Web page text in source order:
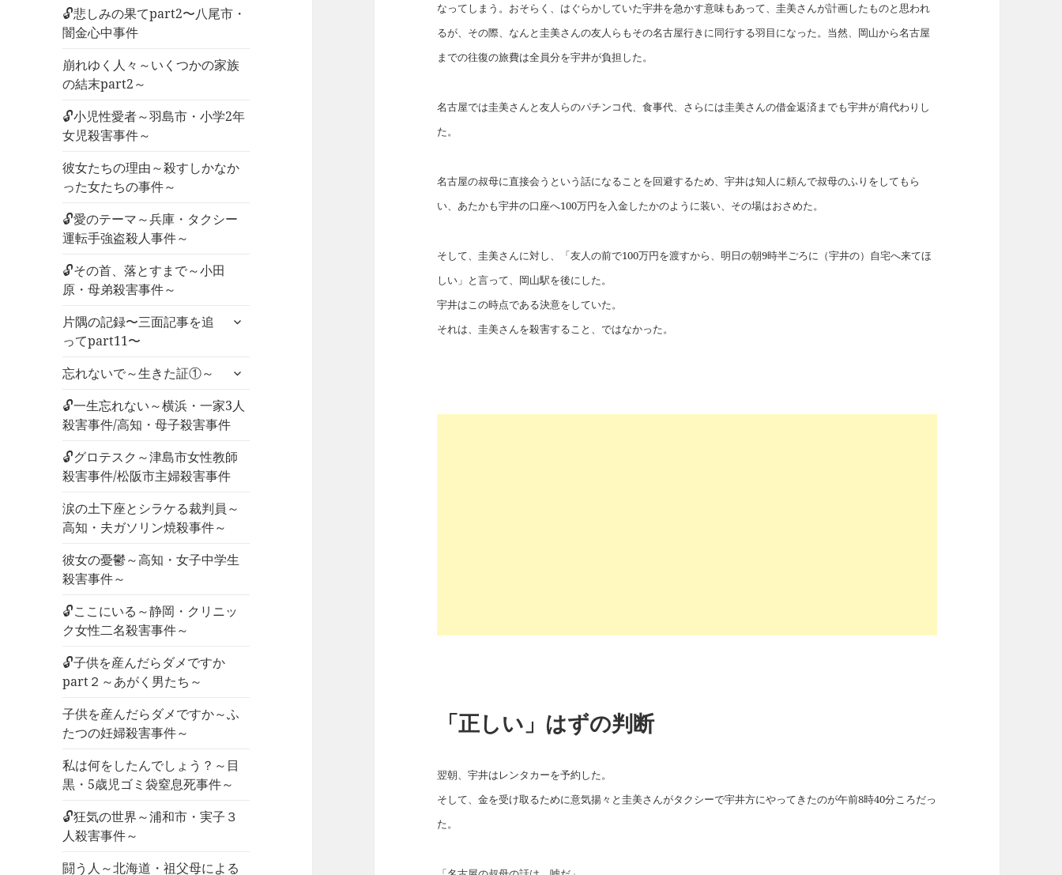
🔓悲しみの果てpart2〜八尾市・
闇金心中事件
崩れゆく人々～いくつかの家族
の結末part2～
🔓小児性愛者～羽島市・小学2年
女児殺害事件～
彼女たちの理由～殺すしかなか
った女たちの事件～
🔓愛のテーマ～兵庫・タクシー
運転手強盗殺人事件～
🔓その首、落とすまで～小田
原・母弟殺害事件～
片隅の記録〜三面記事を追
ってpart11〜
サ
ニ
ー
を
開
忘れないで～生きた証①～
サ
メ
ニ
ー
を
開
🔓一生忘れない～横浜・一家3人
殺害事件/高知・母子殺害事件
🔓グロテスク～津島市女性教師
殺害事件/松阪市主婦殺害事件
涙の土下座とシラケる裁判員～
高知・夫ガソリン焼殺事件～
彼女の憂鬱～高知・女子中学生
殺害事件～
🔓ここにいる～静岡・クリニッ
ク女性二名殺害事件～
🔓子供を産んだらダメですか
part２～あがく男たち～
子供を産んだらダメですか～ふ
たつの妊婦殺害事件～
私は何をしたんでしょう？～目
黒・5歳児ゴミ袋窒息死事件～
🔓狂気の世界～浦和市・実子３
人殺害事件～
闘う人～北海道・祖父母による
なってしまう。おそらく、はぐらかしていた宇井を急かす意味もあって、圭美さんが計画したものと思われ
るが、その際、なんと圭美さんの友人らもその名古屋行きに同行する羽目になった。当然、岡山から名古屋
までの往復の旅費は全員分を宇井が負担した。
名古屋では圭美さんと友人らのパチンコ代、食事代、さらには圭美さんの借金返済までも宇井が肩代わりし
た。
名古屋の叔母に直接会うという話になることを回避するため、宇井は知人に頼んで叔母のふりをしてもら
い、あたかも宇井の口座へ100万円を入金したかのように装い、その場はおさめた。
そして、圭美さんに対し、「友人の前で100万円を渡すから、明日の朝9時半ごろに（宇井の）自宅へ来てほ
しい」と言って、岡山駅を後にした。
宇井はこの時点である決意をしていた。
それは、圭美さんを殺害すること、ではなかった。
「正しい」はずの判断
翌朝、宇井はレンタカーを予約した。
そして、金を受け取るために意気揚々と圭美さんがタクシーで宇井方にやってきたのが午前8時40分ころだっ
た。